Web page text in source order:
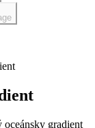
gradient